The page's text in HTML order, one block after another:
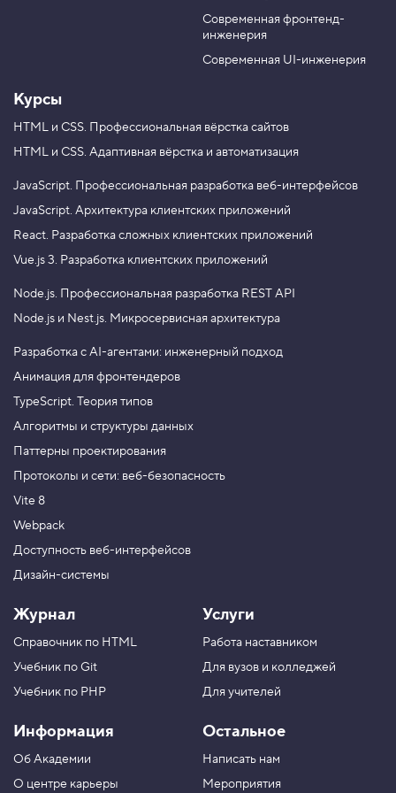
r
a
m
Современная фронтенд-
инженерия
Современная UI-инженерия
Курсы
HTML и CSS. Профессиональная вёрстка сайтов
HTML и CSS. Адаптивная вёрстка и автоматизация
JavaScript. Профессиональная разработка веб-интерфейсов
JavaScript. Архитектура клиентских приложений
React. Разработка сложных клиентских приложений
Vue.js 3. Разработка клиентских приложений
Node.js. Профессиональная разработка REST API
Node.js и Nest.js. Микросервисная архитектура
Разработка с AI-агентами: инженерный подход
Анимация для фронтендеров
TypeScript. Теория типов
Алгоритмы и структуры данных
Паттерны проектирования
Протоколы и сети: веб-безопасность
Vite 8
Webpack
Доступность веб-интерфейсов
Дизайн-системы
Журнал
Справочник по HTML
Учебник по Git
Учебник по PHP
Информация
Об Академии
О центре карьеры
Услуги
Работа наставником
Для вузов и колледжей
Для учителей
Остальное
Написать нам
Мероприятия